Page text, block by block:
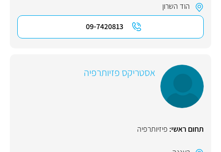
הוד השרון
09-7420813
אסטריקס פזיותרפיה
תחום ראשי: פיזיותרפיה